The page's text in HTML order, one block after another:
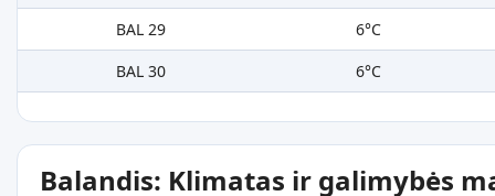
BAL 29
6°C
BAL 30
6°C
Balandis: Klimatas ir galimybės